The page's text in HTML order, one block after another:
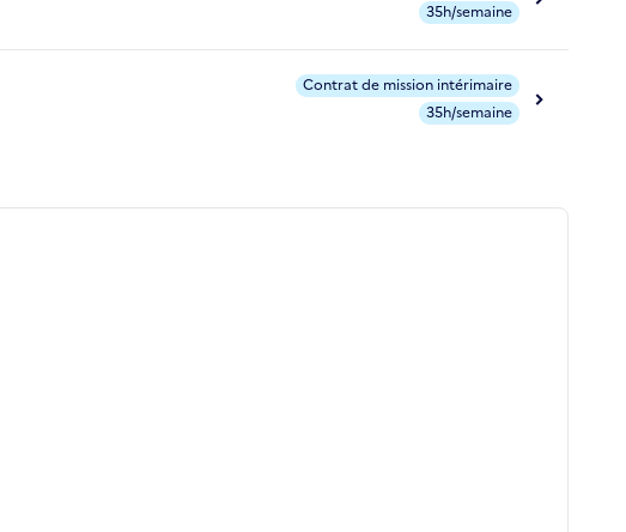
35h/semaine
Contrat de mission intérimaire
35h/semaine